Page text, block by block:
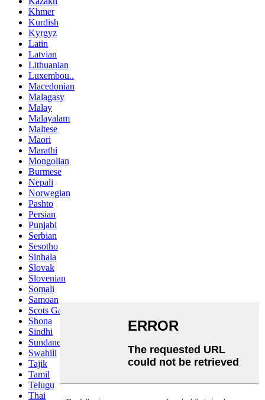
Khmer
Kurdish
Kyrgyz
Latin
Latvian
Lithuanian
Luxembou..
Macedonian
Malagasy
Malay
Malayalam
Maltese
Maori
Marathi
Mongolian
Burmese
Nepali
Norwegian
Pashto
Persian
Punjabi
Serbian
Sesotho
Sinhala
Slovak
Slovenian
Somali
Samoan
Scots Gaelic
Shona
Sindhi
Sundanese
Swahili
Tajik
Tamil
Telugu
Thai